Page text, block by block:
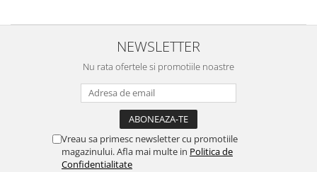
NEWSLETTER
Nu rata ofertele si promotiile noastre
Vreau sa primesc newsletter cu promotiile
magazinului. Afla mai multe in Politica de
Confidentialitate